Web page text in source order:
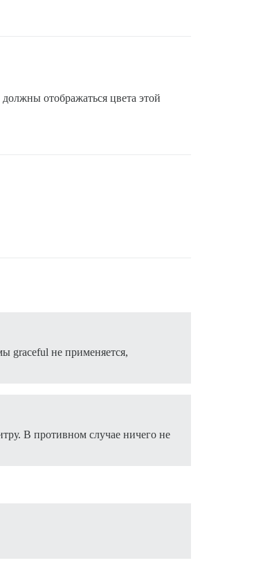
отображаться цвета этой
graceful не применяется,
В противном случае ничего не